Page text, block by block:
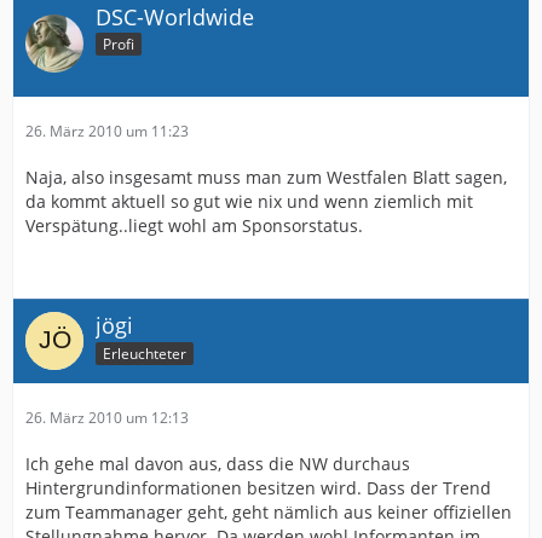
DSC-Worldwide
Profi
26. März 2010 um 11:23
Naja, also insgesamt muss man zum Westfalen Blatt sagen,
da kommt aktuell so gut wie nix und wenn ziemlich mit
Verspätung..liegt wohl am Sponsorstatus.
jögi
Erleuchteter
26. März 2010 um 12:13
Ich gehe mal davon aus, dass die NW durchaus
Hintergrundinformationen besitzen wird. Dass der Trend
zum Teammanager geht, geht nämlich aus keiner offiziellen